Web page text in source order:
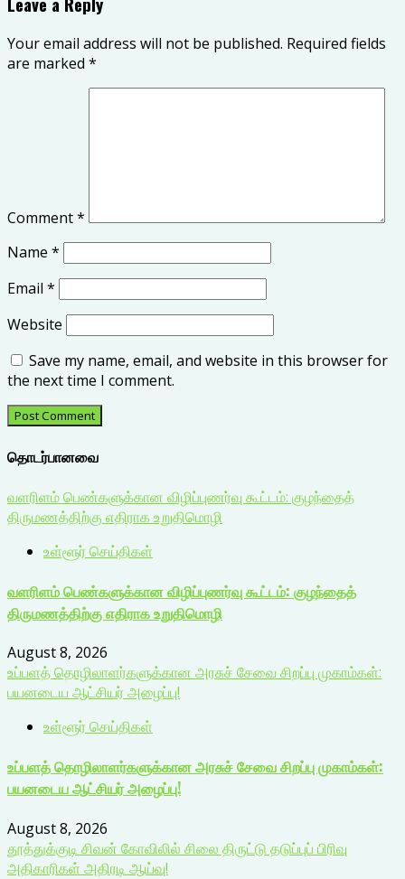
Your email address will not be published. Required fields
are marked *
Comment*
Name *
Email *
Website
Save my name, email, and website in this browser for
the next time I comment.
தொடர்பானவை
வளரிளம் பெண்களுக்கான விழிப்புணர்வு கூட்டம்: குழந்தைத்
திருமணத்திற்கு எதிராக உறுதிமொழி
உள்ளூர் செய்திகள்
வளரிளம் பெண்களுக்கான விழிப்புணர்வு கூட்டம்: குழந்தைத்
திருமணத்திற்கு எதிராக உறுதிமொழி
August 8, 2026
உப்பளத் தொழிலாளர்களுக்கான அரசுச் சேவை சிறப்பு முகாம்கள்:
பயனடைய ஆட்சியர் அழைப்பு!
உள்ளூர் செய்திகள்
உப்பளத் தொழிலாளர்களுக்கான அரசுச் சேவை சிறப்பு முகாம்கள்:
பயனடைய ஆட்சியர் அழைப்பு!
August 8, 2026
தூத்துக்குடி சிவன் கோவிலில் சிலை திருட்டு தடுப்புப் பிரிவு
அதிகாரிகள் அதிரடி ஆய்வு!